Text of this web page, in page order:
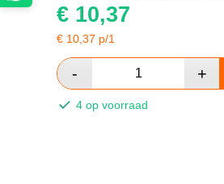
€ 10,37
€ 10,37 p/1
4 op voorraad